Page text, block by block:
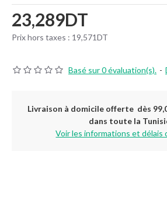
Basé sur 0 évaluation(s). -
23,289DT
Prix hors taxes : 19,571DT
Livraison à domicile offerte dès
dans toute la
Voir les informations et délais